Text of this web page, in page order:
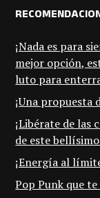
¡Nada es para
mejor opción,
luto para
¡Una propuesta
¡Libérate de las
de este
¡Energía al
Pop Punk que